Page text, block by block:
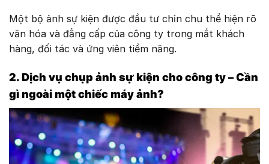
Một bộ ảnh sự kiện được đầu tư chỉn chu thể hiện rõ
văn hóa và đẳng cấp của công ty trong mắt khách
hàng, đối tác và ứng viên tiềm năng.
2. Dịch vụ chụp ảnh sự kiện cho công ty – Cần
gì ngoài một chiếc máy ảnh?